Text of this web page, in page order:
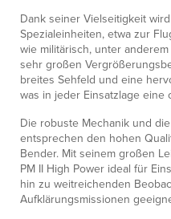
Dank seiner Vielseitigkeit
Spezialeinheiten, etwa zur
wie militärisch, unter
sehr großen
breites Sehfeld und eine
was in jeder Einsatzlage
Die robuste Mechanik und
entsprechen den hohen
Bender. Mit seinem großen
PM II High Power ideal für
hin zu weitreichenden
Aufklärungsmissionen